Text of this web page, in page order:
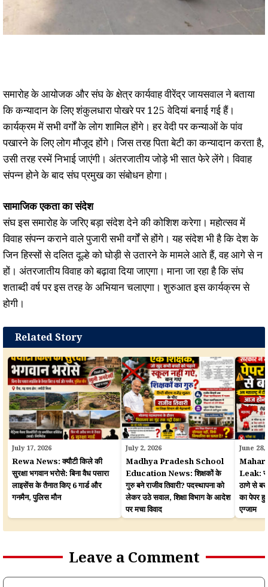
समारोह के आयोजक और संघ के क्षेत्र कार्यवाह वीरेंद्र जायसवाल ने बताया
कि कन्यादान के लिए शंकुलधारा पोखरे पर 125 वेदियां बनाई गई हैं।
कार्यक्रम में सभी वर्गों के लोग शामिल होंगे। हर वेदी पर कन्याओं के पांव
पखारने के लिए लोग मौजूद होंगे। जिस तरह पिता बेटी का कन्यादान करता है,
उसी तरह रस्में निभाई जाएंगी। अंतरजातीय जोड़े भी सात फेरे लेंगे। विवाह
संपन्न होने के बाद संघ प्रमुख का संबोधन होगा।
सामाजिक एकता का संदेश
संघ इस समारोह के जरिए बड़ा संदेश देने की कोशिश करेगा। महोत्सव में
विवाह संपन्न कराने वाले पुजारी सभी वर्गों से होंगे। यह संदेश भी है कि देश के
जिन हिस्सों से दलित दूल्हे को घोड़ी से उतारने के मामले आते हैं, वह आगे से न
हों। अंतरजातीय विवाह को बढ़ावा दिया जाएगा। माना जा रहा है कि संघ
शताब्दी वर्ष पर इस तरह के अभियान चलाएगा। शुरुआत इस कार्यक्रम से
होगी।
Related Story
July 17, 2026
Rewa News: क्यौटी किले की
सुरक्षा भगवान भरोसे: बिना वैध पसारा
लाइसेंस के तैनात किए 6 गार्ड और
गनमैन, पुलिस मौन
July 2, 2026
Madhya Pradesh School
Education News: शिक्षकों के
गुरु बने राजीव तिवारी? पदस्थापना को
लेकर उठे सवाल, शिक्षा विभाग के आदेश
पर मचा विवाद
June 28,
Leak:
ठाणे से
का पेपर
एग्जाम
Leave a Comment